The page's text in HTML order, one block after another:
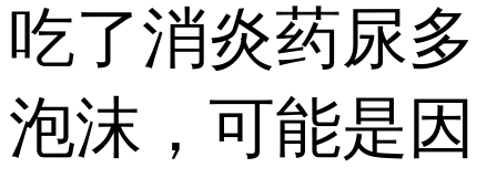
吃了消炎药尿多
泡沫，可能是因